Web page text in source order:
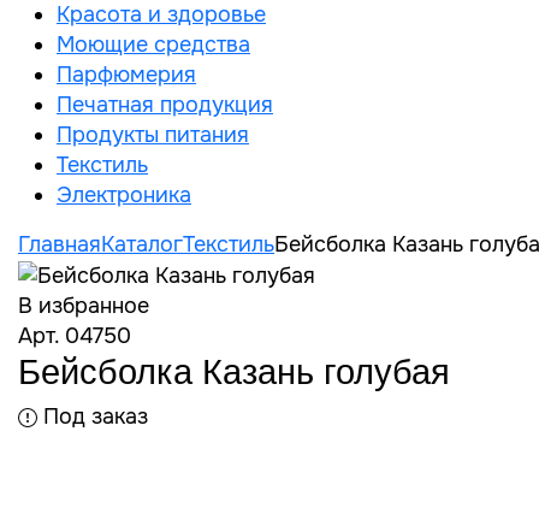
Красота и здоровье
Моющие средства
Парфюмерия
Печатная продукция
Продукты питания
Текстиль
Электроника
ГлавнаяКаталогТекстильБейсболка Казань
В избранное
Арт. 04750
Бейсболка Казань голубая
Под заказ